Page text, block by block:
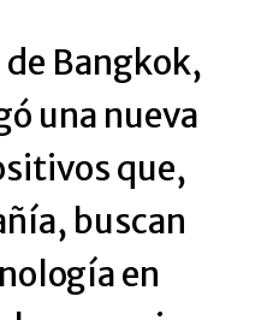
Bangkok,
una nueva
que,
buscan
en